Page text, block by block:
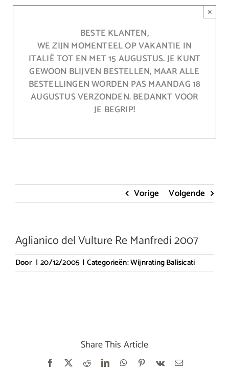
BESTE KLANTEN,
WE ZIJN MOMENTEEL OP VAKANTIE IN
ITALIË TOT EN MET 15 AUGUSTUS. JE KUNT
GEWOON BLIJVEN BESTELLEN, MAAR ALLE
BESTELLINGEN WORDEN PAS MAANDAG 18
AUGUSTUS VERZONDEN. BEDANKT VOOR
JE BEGRIP!
×
Vorige Volgende
Aglianico del Vulture Re Manfredi 2007
Door | 20/12/2005 | Categorieën:Wijnrating Balisicati
Share This Article
Facebook RedditLinkedInWhatsApp
Pinterest
Vk
E-